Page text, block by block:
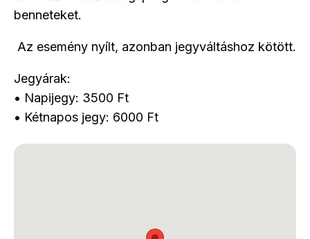
benneteket.
Az esemény nyílt, azonban jegyváltáshoz kötött.
Jegyárak:
• Napijegy: 3500 Ft
• Kétnapos jegy: 6000 Ft